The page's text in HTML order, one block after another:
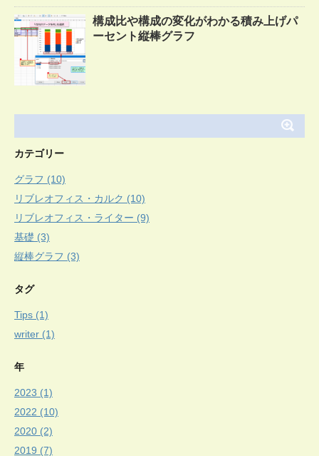
構成比や構成の変化がわかる積み上げパ
ーセント縦棒グラフ
カテゴリー
グラフ (10)
リブレオフィス・カルク (10)
リブレオフィス・ライター (9)
基礎 (3)
縦棒グラフ (3)
タグ
Tips (1)
writer (1)
年
2023 (1)
2022 (10)
2020 (2)
2019 (7)